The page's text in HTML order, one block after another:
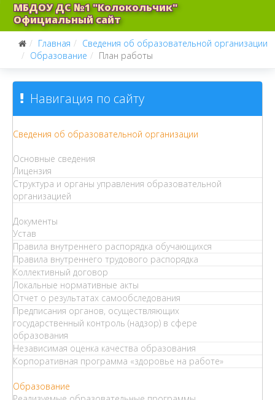
МБДОУ ДС №1 "Колокольчик"
Официальный сайт
Главная
Сведения об образовательной организации
Образование
План работы
Навигация по сайту
Сведения об образовательной организации
Основные сведения
Лицензия
Структура и органы управления образовательной
организацией
Документы
Устав
Правила внутреннего распорядка обучающихся
Правила внутреннего трудового распорядка
Коллективный договор
Локальные нормативные акты
Отчет о результатах самообследования
Предписания органов, осуществляющих
государственный контроль (надзор) в сфере
образования
Независимая оценка качества образования
Корпоративная программа «здоровье на работе»
Образование